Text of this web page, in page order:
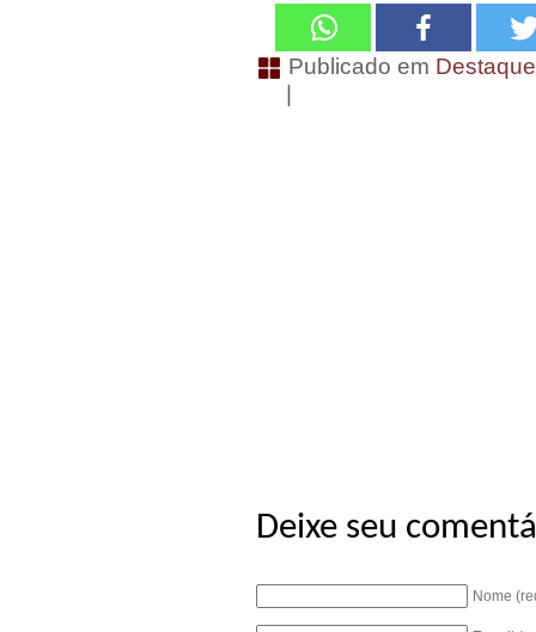
Publicado em
|
Deixe seu
Nome